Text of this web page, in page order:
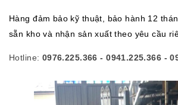
Hàng đảm bảo kỹ thuật, bảo hành 12
sẵn kho và nhận sản xuất theo yêu cầu
Hotline: 0976.225.366 - 0941.225.366 -